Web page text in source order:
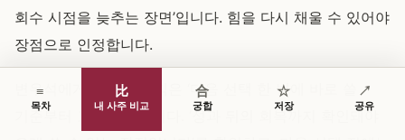
회수 시점을 늦추는 장면’입니다. 힘을 다시 채울 수 있어야
장점으로 인정합니다.
변우석에게 필요한 원칙은 ‘다음 선택 한 번에 바로 쓸
기준부터 고릅니다’입니다. ‘성과 뒤의 회복까지 확인돼야
≡
목차
比
내 사주 비교
合
궁합
☆
저장
↗
공유